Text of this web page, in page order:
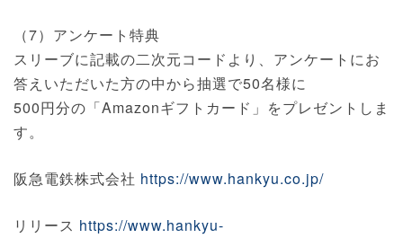
（7）アンケート特典
スリーブに記載の二次元コードより、アンケートにお
答えいただいた方の中から抽選で50名様に
500円分の「Amazonギフトカード」をプレゼントしま
す。
阪急電鉄株式会社 https://www.hankyu.co.jp/
リリース https://www.hankyu-